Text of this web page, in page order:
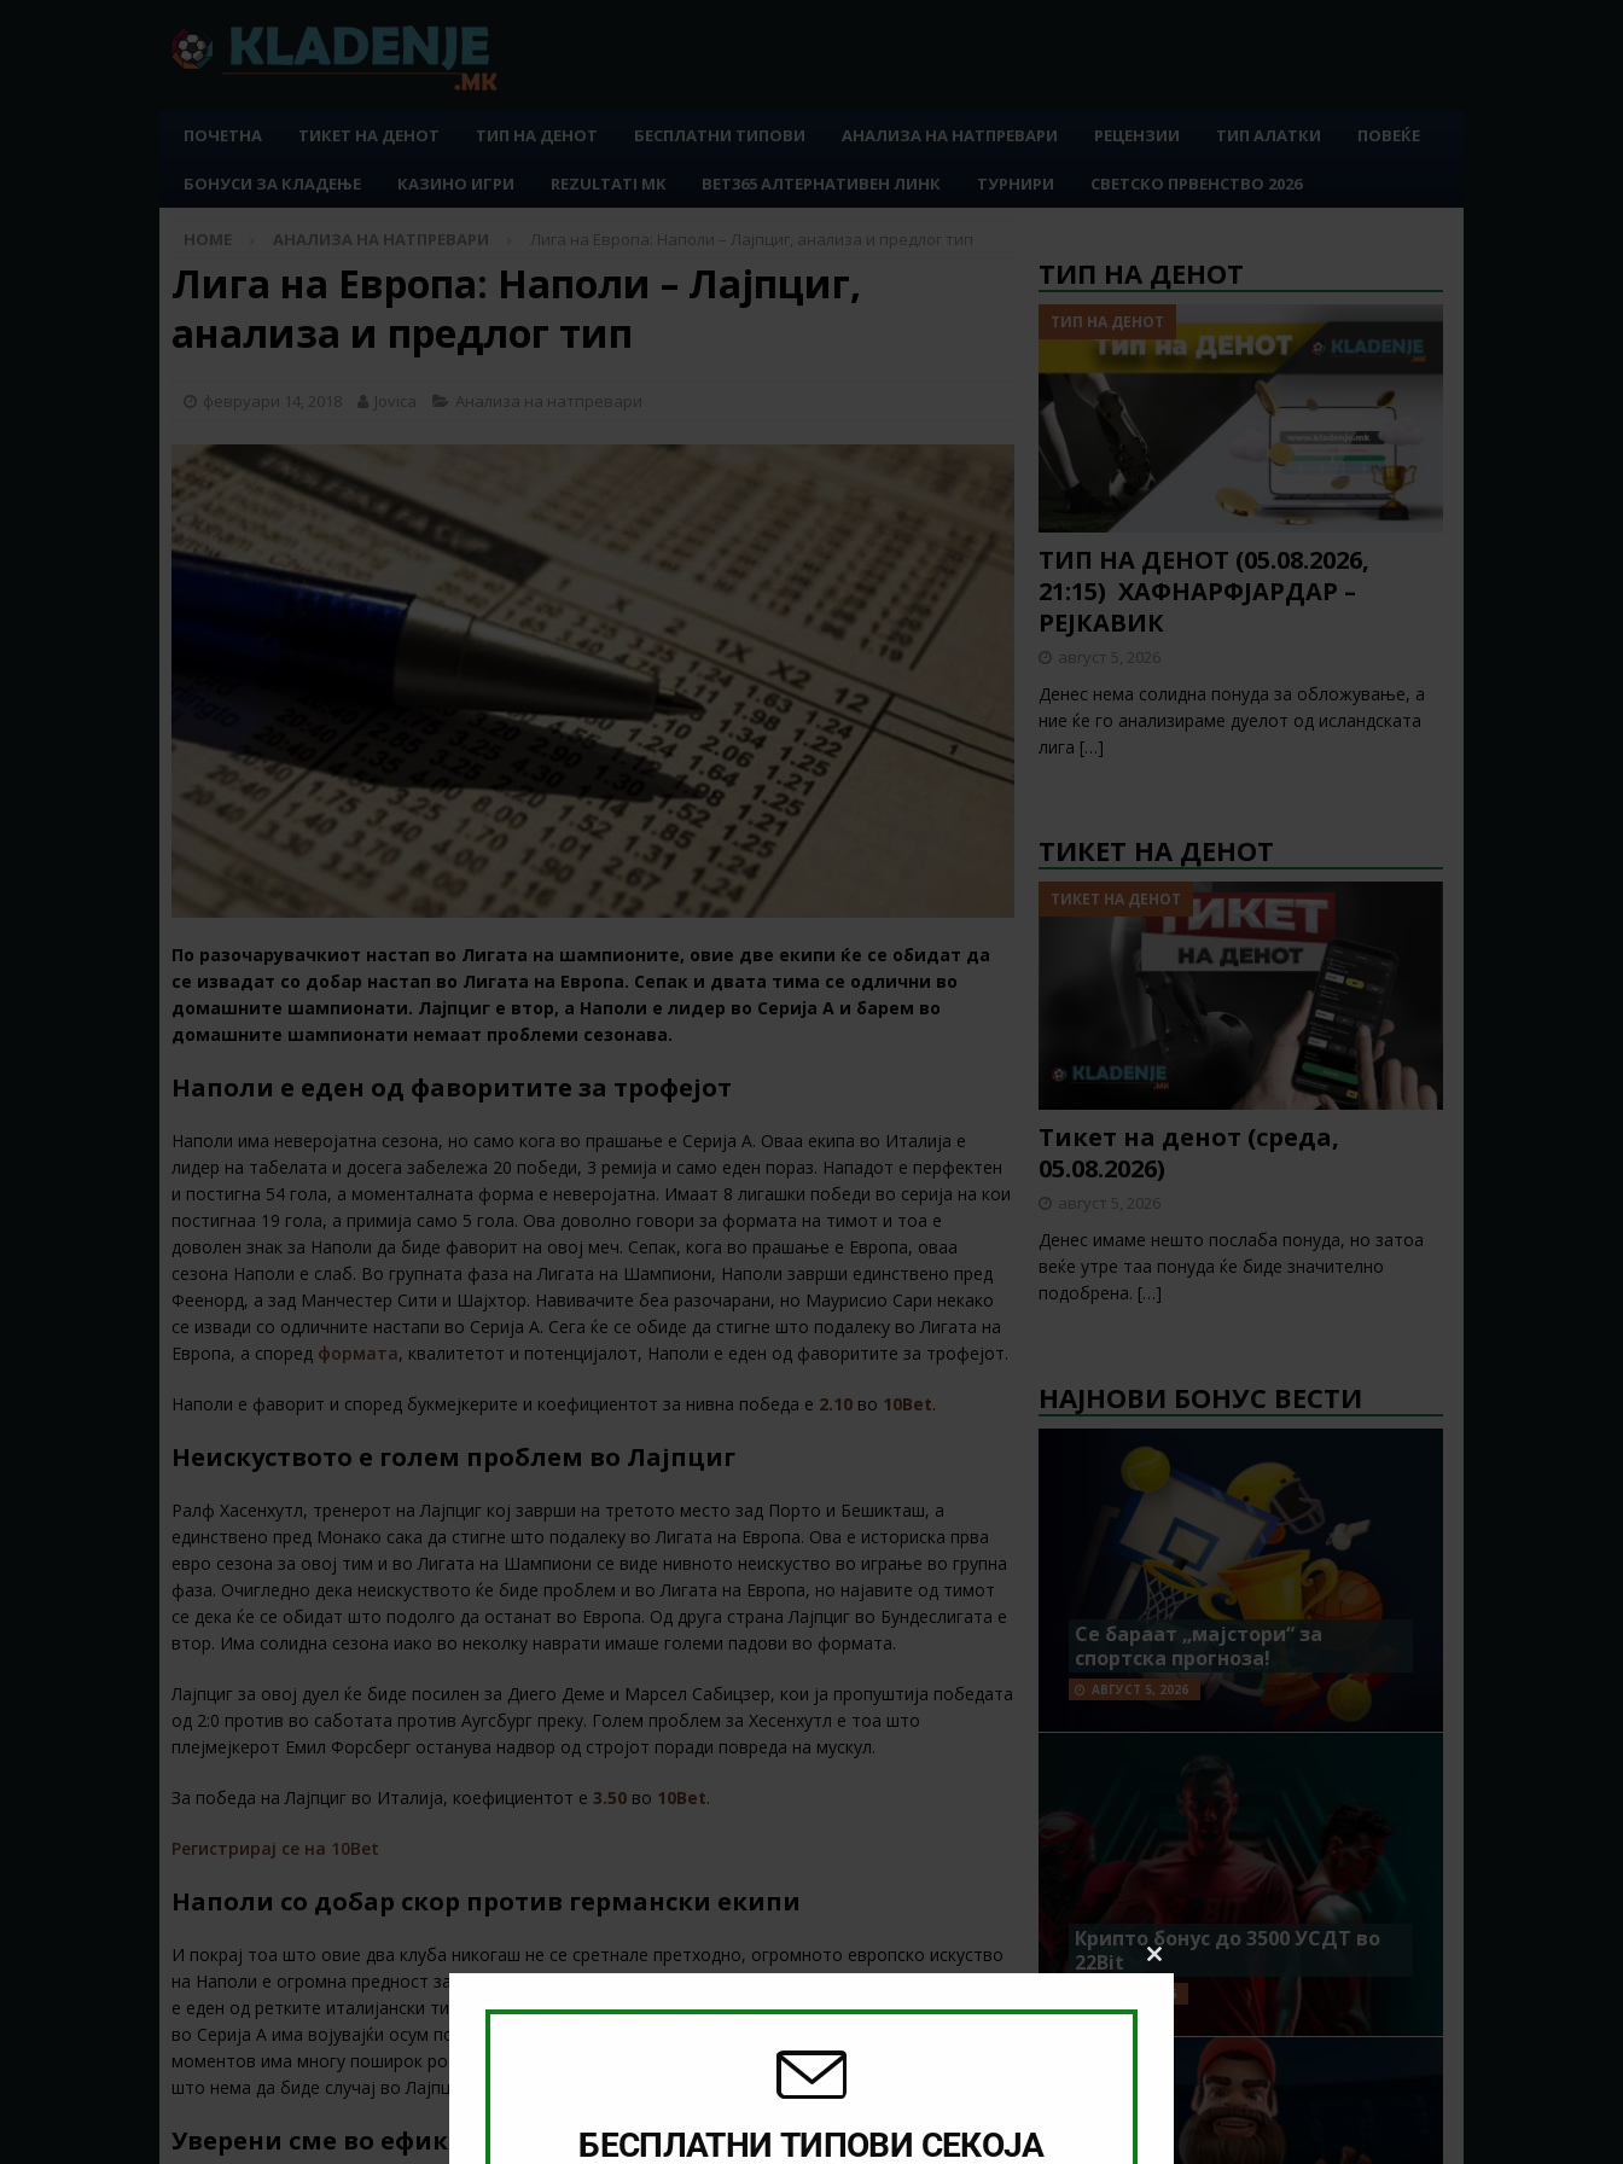
ПОЧЕТНА ТИКЕТ НА ДЕНОТ ТИП НА ДЕНОТ БЕСПЛАТНИ ТИПОВИ АНАЛИЗА НА НАТПРЕВАРИ РЕЦЕНЗИИ ТИП АЛАТКИ ПОВЕЌЕ
БОНУСИ ЗА КЛАДЕЊЕ КАЗИНО ИГРИ REZULTATI MK BET365 АЛТЕРНАТИВЕН ЛИНК ТУРНИРИ СВЕТСКО ПРВЕНСТВО 2026
HOME АНАЛИЗА НА НАТПРЕВАРИ Лига на Европа: Наполи – Лајпциг, анализа и предлог тип
Лига на Европа: Наполи – Лајпциг,
анализа и предлог тип
февруари 14, 2018 Jovica Анализа на натпревари
По разочарувачкиот настап во Лигата на шампионите, овие две екипи ќе се обидат да
се извадат со добар настап во Лигата на Европа. Сепак и двата тима се одлични во
домашните шампионати. Лајпциг е втор, а Наполи е лидер во Серија А и барем во
домашните шампионати немаат проблеми сезонава.
Наполи е еден од фаворитите за трофејот
Наполи има неверојатна сезона, но само кога во прашање е Серија А. Оваа екипа во Италија е
лидер на табелата и досега забележа 20 победи, 3 ремија и само еден пораз. Нападот е перфектен
и постигна 54 гола, а моменталната форма е неверојатна. Имаат 8 лигашки победи во серија на кои
постигнаа 19 гола, а примија само 5 гола. Ова доволно говори за формата на тимот и тоа е
доволен знак за Наполи да биде фаворит на овој меч. Сепак, кога во прашање е Европа, оваа
сезона Наполи е слаб. Во групната фаза на Лигата на Шампиони, Наполи заврши единствено пред
Феенорд, а зад Манчестер Сити и Шајхтор. Навивачите беа разочарани, но Маурисио Сари некако
се извади со одличните настапи во Серија А. Сега ќе се обиде да стигне што подалеку во Лигата на
Европа, а според формата, квалитетот и потенцијалот, Наполи е еден од фаворитите за трофејот.
Наполи е фаворит и според букмејкерите и коефициентот за нивна победа е 2.10 во 10Bet.
Неискуството е голем проблем во Лајпциг
Ралф Хасенхутл, тренерот на Лајпциг кој заврши на третото место зад Порто и Бешикташ, а
единствено пред Монако сака да стигне што подалеку во Лигата на Европа. Ова е историска прва
евро сезона за овој тим и во Лигата на Шампиони се виде нивното неискуство во играње во групна
фаза. Очигледно дека неискуството ќе биде проблем и во Лигата на Европа, но најавите од тимот
се дека ќе се обидат што подолго да останат во Европа. Од друга страна Лајпциг во Бундеслигата е
втор. Има солидна сезона иако во неколку наврати имаше големи падови во формата.
Лајпциг за овој дуел ќе биде посилен за Диего Деме и Марсел Сабицзер, кои ја пропуштија победата
од 2:0 против во саботата против Аугсбург преку. Голем проблем за Хесенхутл е тоа што
плејмејкерот Емил Форсберг останува надвор од стројот поради повреда на мускул.
За победа на Лајпциг во Италија, коефициентот е 3.50 во 10Bet.
Регистрирај се на 10Bet
Наполи со добар скор против германски екипи
И покрај тоа што овие два клуба никогаш не се сретнале претходно, огромното европско искуство
на Наполи е огромна предност за овој тим. Досега Наполи одиграл 21 меч против германски екипи и
е еден од ретките италијански тимови кои немаат негативен скор против германски екипи. Лидерот
во Серија А има војувајќи осум победи, седум нерешени средби и осум порази. Освен тоа Наполи во
моментов има многу поширок ростер на играчи и не би требало да има проблем со заморот, нешто
што нема да биде случај во Лајпциг.
Уверени сме во ефикасен натпревар
ТИП НА ДЕНОТ
ТИП НА ДЕНОТ
ТИП НА ДЕНОТ (05.08.2026,
21:15) ХАФНАРФЈАРДАР –
РЕЈКАВИК
август 5, 2026
Денес нема солидна понуда за обложување, а
ние ќе го анализираме дуелот од исландската
лига […]
ТИКЕТ НА ДЕНОТ
ТИКЕТ НА ДЕНОТ
Тикет на денот (среда,
05.08.2026)
август 5, 2026
Денес имаме нешто послаба понуда, но затоа
веќе утре таа понуда ќе биде значително
подобрена. […]
НАЈНОВИ БОНУС ВЕСТИ
Се бараат „мајстори“ за
спортска прогноза!
АВГУСТ 5, 2026
Крипто бонус до 3500 УСДТ во
22Bit
ЈУЛИ 29, 2026
Close
this
module
БЕСПЛАТНИ ТИПОВИ СЕКОЈА